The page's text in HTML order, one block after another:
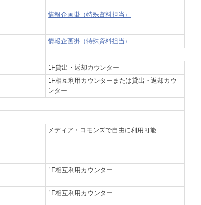
情報企画掛（特殊資料担当）
情報企画掛（特殊資料担当）
1F貸出・返却カウンター
1F相互利用カウンターまたは貸出・返却カウ
ンター
メディア・コモンズで自由に利用可能
1F相互利用カウンター
1F相互利用カウンター